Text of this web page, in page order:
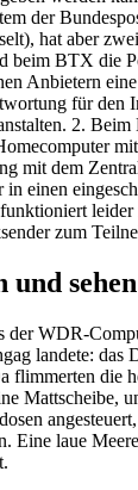
der
hat aber
beim BTX die
Anbietern
für den
2.
mit dem
in einen
zum
sehen
der WDR-
landete: das
flimmerten die
Mattscheibe,
Eine laue